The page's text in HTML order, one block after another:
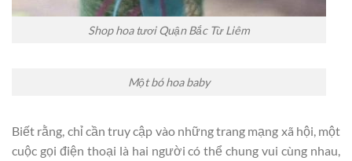
Shop hoa tươi Quận Bắc Từ Liêm
Một bó hoa baby
Biết rằng, chỉ cần truy cập vào những trang mạng xã hội, một
cuộc gọi điện thoại là hai người có thể chung vui cùng nhau,